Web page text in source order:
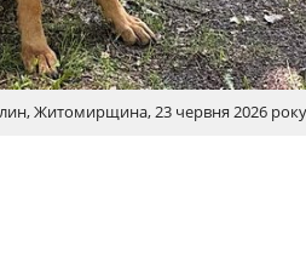
Житомирщина, 23 червня 2026